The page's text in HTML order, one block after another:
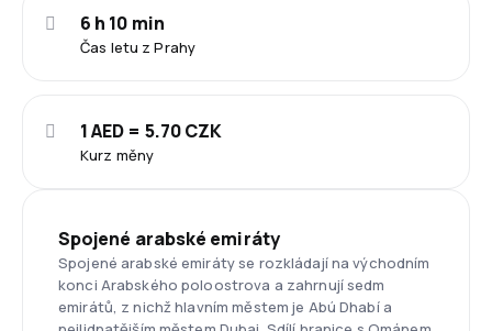
Čas letu z Prahy
6 h 10 min
Kurz měny
1 AED = 5.70 CZK
Spojené arabské emiráty
Spojené arabské emiráty se rozkládají na východním
konci Arabského poloostrova a zahrnují sedm
emirátů, z nichž hlavním městem je Abú Dhabí a